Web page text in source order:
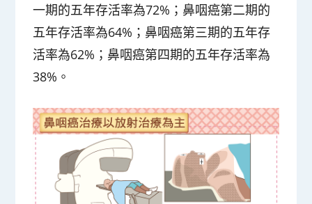
一期的五年存活率為72%；鼻咽癌第二期的
五年存活率為64%；鼻咽癌第三期的五年存
活率為62%；鼻咽癌第四期的五年存活率為
38%。